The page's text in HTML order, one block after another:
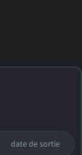
date de sortie